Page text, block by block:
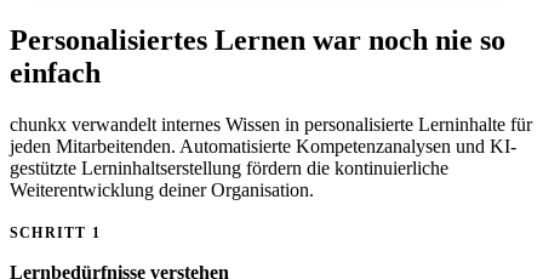
Personalisiertes Lernen war noch nie so
einfach
chunkx verwandelt internes Wissen in personalisierte Lerninhalte für
jeden Mitarbeitenden. Automatisierte Kompetenzanalysen und KI-
gestützte Lerninhaltserstellung fördern die kontinuierliche
Weiterentwicklung deiner Organisation.
SCHRITT 1
Lernbedürfnisse verstehen